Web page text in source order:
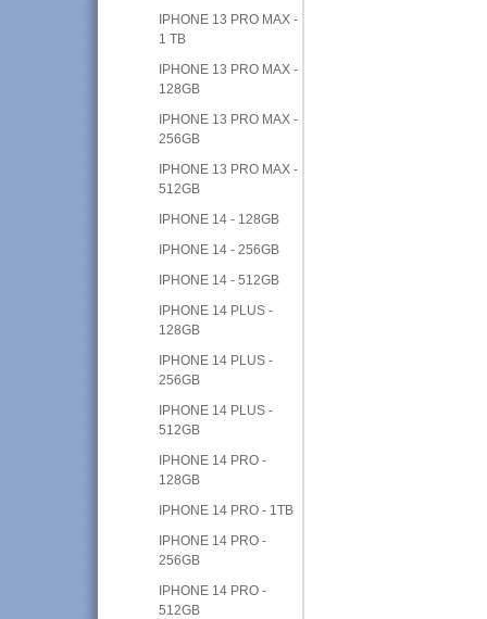
IPHONE 13 PRO MAX -
1 TB
IPHONE 13 PRO MAX -
128GB
IPHONE 13 PRO MAX -
256GB
IPHONE 13 PRO MAX -
512GB
IPHONE 14 - 128GB
IPHONE 14 - 256GB
IPHONE 14 - 512GB
IPHONE 14 PLUS -
128GB
IPHONE 14 PLUS -
256GB
IPHONE 14 PLUS -
512GB
IPHONE 14 PRO -
128GB
IPHONE 14 PRO - 1TB
IPHONE 14 PRO -
256GB
IPHONE 14 PRO -
512GB